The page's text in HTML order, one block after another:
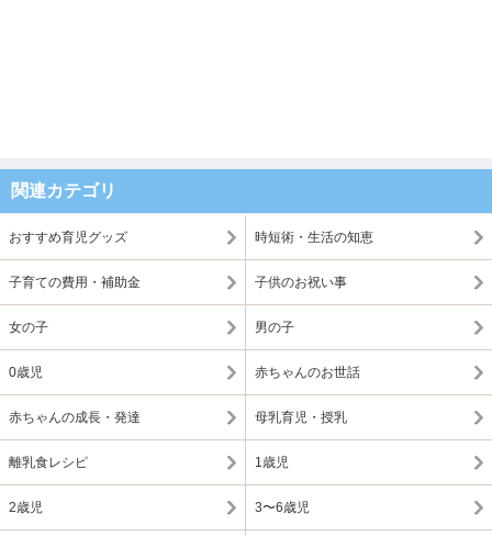
関連カテゴリ
おすすめ育児グッズ 時短術・生活の知恵
子育ての費用・補助金 子供のお祝い事
女の子 男の子
0歳児 赤ちゃんのお世話
赤ちゃんの成長・発達 母乳育児・授乳
離乳食レシピ 1歳児
2歳児 3〜6歳児